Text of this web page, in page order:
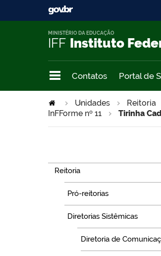
IFF Instituto
MINISTÉRIO DA EDUCAÇÃO
Contatos Portal de
Unidades Reitoria
>
InFForme nº 11
Tirinha
Reitoria
Pró-reitorias
Diretorias Sistêmicas
Diretoria de